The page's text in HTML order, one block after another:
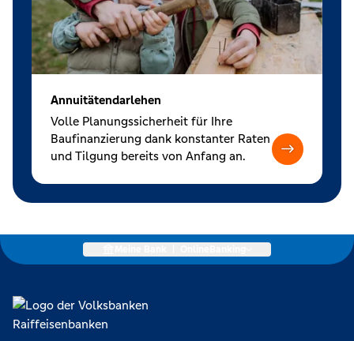
Annuitätendarlehen
Volle Planungssicherheit für Ihre
Baufinanzierung dank konstanter Raten
und Tilgung bereits von Anfang an.